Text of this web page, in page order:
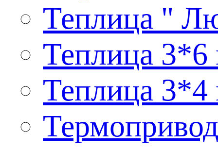
Теплица "
Теплица 3*6
Теплица 3*4